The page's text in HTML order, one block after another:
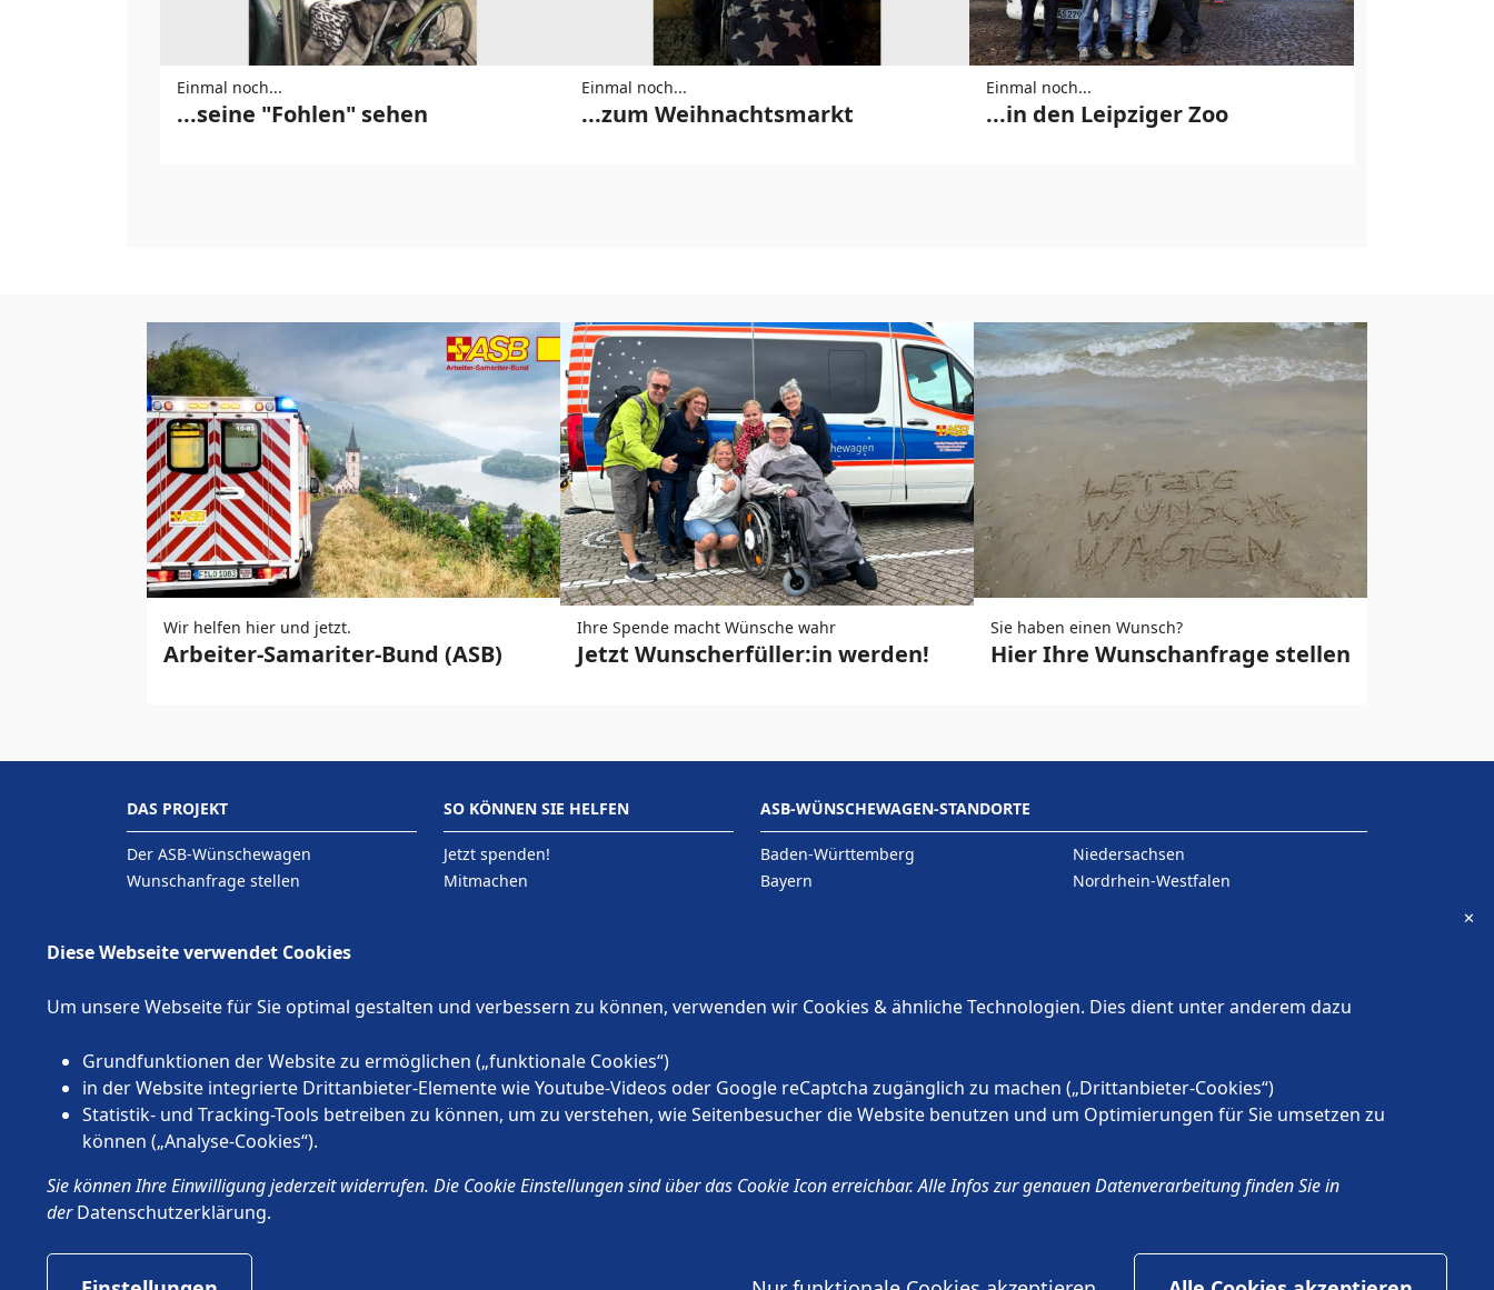
Einmal noch...
...seine "Fohlen" sehen
Einmal noch...
...zum Weihnachtsmarkt
Einmal noch...
...in den Leipziger Zoo
Wir helfen hier und jetzt.
Arbeiter-Samariter-Bund (ASB)
Ihre Spende macht Wünsche wahr
Jetzt Wunscherfüller:in werden!
Sie haben einen Wunsch?
Hier Ihre Wunschanfrage stellen
DAS PROJEKT
Der ASB-Wünschewagen
Wunschanfrage stellen
SO KÖNNEN SIE HELFEN
Jetzt spenden!
Mitmachen
ASB-WÜNSCHEWAGEN-STANDORTE
Baden-Württemberg
Bayern
Hessen
Niedersachsen
Nordrhein-Westfalen
Schleswig-Holstein
© 2026 Wünschewagen, ein ehrenamtliches Projekt des ASB Deutschland e.V.
Impressum
Datenschutz
Diese Webseite verwendet Cookies
Um unsere Webseite für Sie optimal gestalten und verbessern zu können, verwenden wir Cookies & ähnliche Technologien. Dies dient unter anderem dazu
Grundfunktionen der Website zu ermöglichen („funktionale Cookies“)
in der Website integrierte Drittanbieter-Elemente wie Youtube-Videos oder Google reCaptcha zugänglich zu machen („Drittanbieter-Cookies“)
Statistik- und Tracking-Tools betreiben zu können, um zu verstehen, wie Seitenbesucher die Website benutzen und um Optimierungen für Sie umsetzen zu
können („Analyse-Cookies“).
Sie können Ihre Einwilligung jederzeit widerrufen. Die Cookie Einstellungen sind über das Cookie Icon erreichbar. Alle Infos zur genauen Datenverarbeitung finden Sie in
der Datenschutzerklärung.
✕